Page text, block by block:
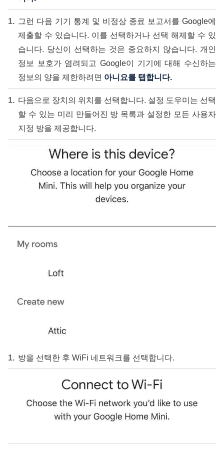
그런 다음 기기 통계 및 비정상 종료 보고서를 Google에
제출할 수 있습니다. 이를 선택하거나 선택 해제할 수 있
습니다. 당신이 선택하는 것은 중요하지 않습니다. 개인
정보 보호가 염려되고 Google이 기기에 대해 수신하는
정보의 양을 제한하려면 아니요를 탭합니다.
다음으로 장치의 위치를 ​​선택합니다. 설정 도우미는 선택
할 수 있는 미리 만들어진 방 목록과 설정한 모든 사용자
지정 방을 제공합니다.
방을 선택한 후 WiFi 네트워크를 선택합니다.